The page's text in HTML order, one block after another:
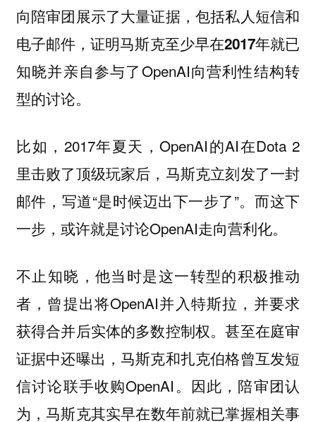
向陪审团展示了大量证据，包括私人短信和
电子邮件，证明马斯克至少早在2017年就已
知晓并亲自参与了OpenAI向营利性结构转
型的讨论。
比如，2017年夏天，OpenAI的AI在Dota 2
里击败了顶级玩家后，马斯克立刻发了一封
邮件，写道“是时候迈出下一步了”。而这下
一步，或许就是讨论OpenAI走向营利化。
不止知晓，他当时是这一转型的积极推动
者，曾提出将OpenAI并入特斯拉，并要求
获得合并后实体的多数控制权。甚至在庭审
证据中还曝出，马斯克和扎克伯格曾互发短
信讨论联手收购OpenAI。因此，陪审团认
为，马斯克其实早在数年前就已掌握相关事